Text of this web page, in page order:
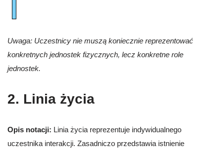
Uwaga: Uczestnicy nie muszą koniecznie reprezentować
konkretnych jednostek fizycznych, lecz konkretne role
jednostek.
2. Linia życia
Opis notacji: Linia życia reprezentuje indywidualnego
uczestnika interakcji. Zasadniczo przedstawia istnienie